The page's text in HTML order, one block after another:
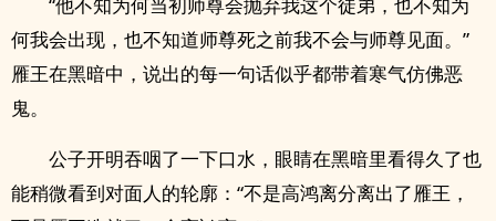
何我会出现，也不知道师尊死之前我不会与师尊见面。”
雁王在黑暗中，说出的每一句话似乎都带着寒气仿佛恶
鬼。
公子开明吞咽了一下口水，眼睛在黑暗里看得久了也
能稍微看到对面人的轮廓：“不是高鸿离分离出了雁王，